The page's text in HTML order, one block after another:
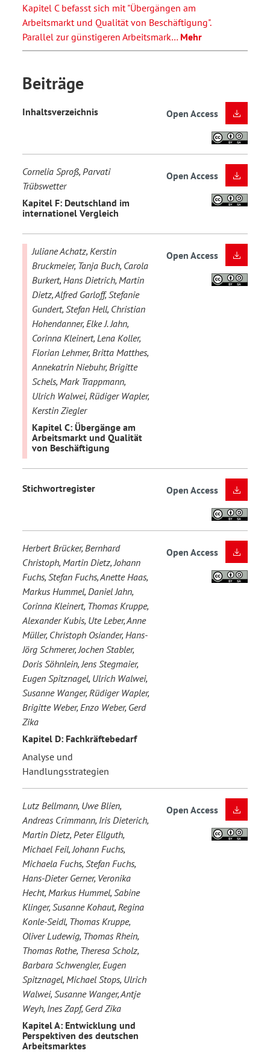
Kapitel C befasst sich mit "Übergängen am
Arbeitsmarkt und Qualität von Beschäftigung".
Parallel zur günstigeren Arbeitsmark… Mehr
Beiträge
Inhaltsverzeichnis Open Access
Cornelia Sproß, Parvati
Trübswetter
Kapitel F: Deutschland im
internationel Vergleich
Open Access
Juliane Achatz, Kerstin
Bruckmeier, Tanja Buch, Carola
Burkert, Hans Dietrich, Martin
Dietz, Alfred Garloff, Stefanie
Gundert, Stefan Hell, Christian
Hohendanner, Elke J. Jahn,
Corinna Kleinert, Lena Koller,
Florian Lehmer, Britta Matthes,
Annekatrin Niebuhr, Brigitte
Schels, Mark Trappmann,
Ulrich Walwei, Rüdiger Wapler,
Kerstin Ziegler
Kapitel C: Übergänge am
Arbeitsmarkt und Qualität
von Beschäftigung
Open Access
Stichwortregister Open Access
Herbert Brücker, Bernhard
Christoph, Martin Dietz, Johann
Fuchs, Stefan Fuchs, Anette Haas,
Markus Hummel, Daniel Jahn,
Corinna Kleinert, Thomas Kruppe,
Alexander Kubis, Ute Leber, Anne
Müller, Christoph Osiander, Hans-
Jörg Schmerer, Jochen Stabler,
Doris Söhnlein, Jens Stegmaier,
Eugen Spitznagel, Ulrich Walwei,
Susanne Wanger, Rüdiger Wapler,
Brigitte Weber, Enzo Weber, Gerd
Zika
Kapitel D: Fachkräftebedarf
Analyse und
Handlungsstrategien
Open Access
Lutz Bellmann, Uwe Blien,
Andreas Crimmann, Iris Dieterich,
Martin Dietz, Peter Ellguth,
Michael Feil, Johann Fuchs,
Michaela Fuchs, Stefan Fuchs,
Hans-Dieter Gerner, Veronika
Hecht, Markus Hummel, Sabine
Klinger, Susanne Kohaut, Regina
Konle-Seidl, Thomas Kruppe,
Oliver Ludewig, Thomas Rhein,
Thomas Rothe, Theresa Scholz,
Barbara Schwengler, Eugen
Spitznagel, Michael Stops, Ulrich
Walwei, Susanne Wanger, Antje
Weyh, Ines Zapf, Gerd Zika
Kapitel A: Entwicklung und
Perspektiven des deutschen
Arbeitsmarktes
Open Access